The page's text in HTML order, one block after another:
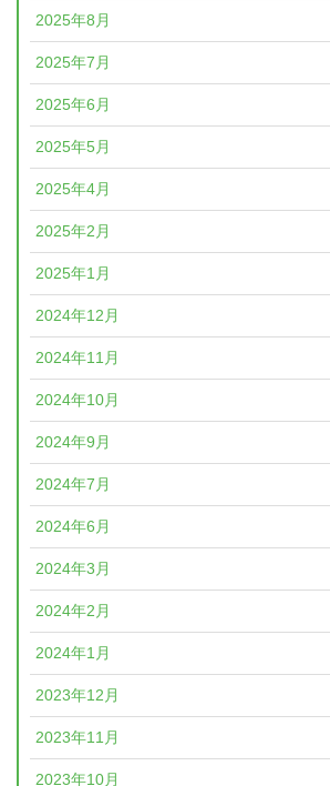
2025年8月
2025年7月
2025年6月
2025年5月
2025年4月
2025年2月
2025年1月
2024年12月
2024年11月
2024年10月
2024年9月
2024年7月
2024年6月
2024年3月
2024年2月
2024年1月
2023年12月
2023年11月
2023年10月